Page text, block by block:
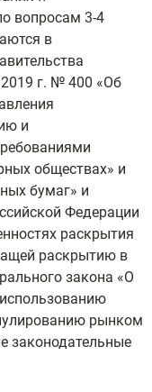
вопросам 3-4
в
г. № 400 «Об
и
обществах» и
бумаг» и
Федерации
раскрытия
раскрытию в
закона «О
рынком
законодательные